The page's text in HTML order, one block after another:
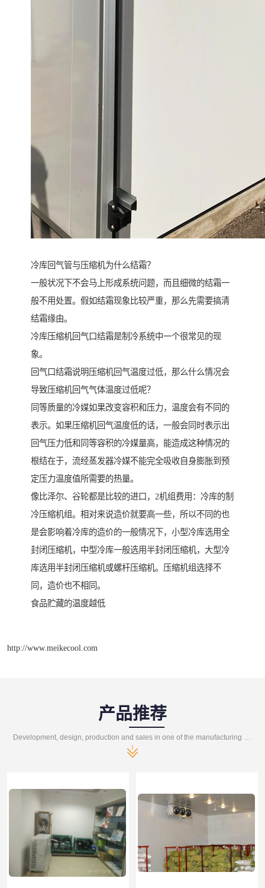
冷库回气管与压缩机为什么结霜？
一般状况下不会马上形成系统问题，而且细微的结霜一
般不用处置。假如结霜现象比较严重，那么先需要搞清
结霜缘由。
冷库压缩机回气口结霜是制冷系统中一个很常见的现
象。
回气口结霜说明压缩机回气温度过低，那么什么情况会
导致压缩机回气气体温度过低呢？
同等质量的冷媒如果改变容积和压力，温度会有不同的
表示。如果压缩机回气温度低的话，一般会同时表示出
回气压力低和同等容积的冷媒量高，能造成这种情况的
根结在于，流经蒸发器冷媒不能完全吸收自身膨胀到预
定压力温度值所需要的热量。
像比泽尔、谷轮都是比较的进口，2机组费用：冷库的制
冷压缩机组。相对来说造价就要高一些，所以不同的也
是会影响着冷库的造价的一般情况下，小型冷库选用全
封闭压缩机，中型冷库一般选用半封闭压缩机，大型冷
库选用半封闭压缩机或螺杆压缩机。压缩机组选择不
同，造价也不相同。
食品贮藏的温度越低
http://www.meikecool.com
产品推荐